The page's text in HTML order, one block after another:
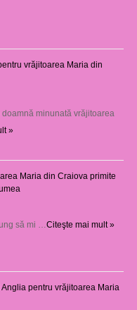
vrăjitoarea Maria din
minunată vrăjitoarea
»
Maria din Craiova primite
să mi … Citeşte mai mult »
pentru vrăjitoarea Maria